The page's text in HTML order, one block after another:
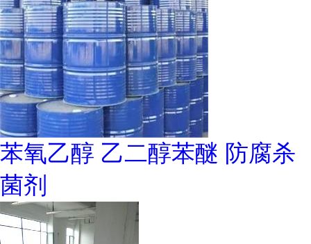
苯氧乙醇 乙二醇苯醚 防腐杀
菌剂